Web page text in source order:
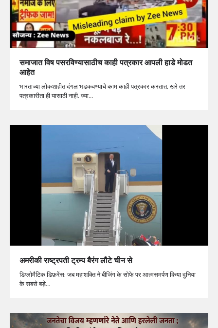
समाजात विष पसरविण्यासाठीच काही पत्रकार आपली हाडे मोडत
आहेत
भारताच्या लोकशाहीत दंगल भडकवण्याचे काम काही पत्रकार करतात. खरे तर
पत्रकारीता ही यासाठी नाही. ज्या…
अमरीकी राष्ट्रपती ट्रम्प बैरंग लौटे चीन से
डिप्लोमैटिक डिफ़रेंस: जब महाशक्ति ने बीजिंग के सोफे पर आत्मसमर्पण किया दुनिया
के सबसे बड़े…